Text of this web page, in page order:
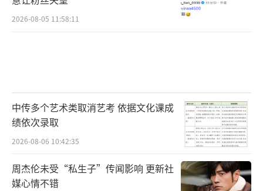
2026-08-05 11:58:11
中传多个艺术类取消艺考 依据文化课成
绩依次录取
2026-08-06 10:42:35
周杰伦未受“私生子”传闻影响 更新社
媒心情不错